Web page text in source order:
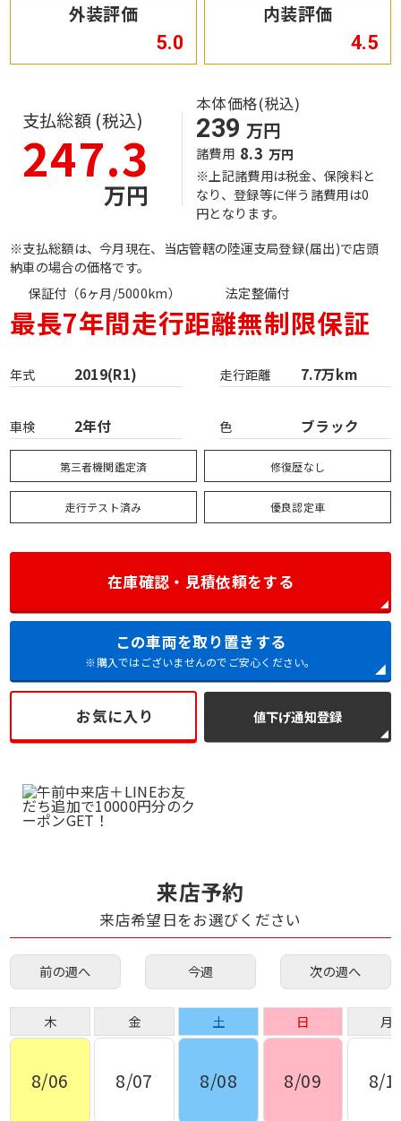
外装評価
5.0
内装評価
4.5
支払総額 (税込)
247.3
万円
本体価格(税込)
239 万円
諸費用 8.3 万円
※上記諸費用は税金、保険料と
なり、登録等に伴う諸費用は0
円となります。
※支払総額は、今月現在、当店管轄の陸運支局登録(届出)で店頭
納車の場合の価格です。
保証付（6ヶ月/5000km）
法定整備付
最長7年間走行距離無制限保証
年式 2019(R1) 走行距離 7.7万km
車検 2年付 色 ブラック
第三者機関鑑定済 修復歴なし
走行テスト済み 優良認定車
在庫確認・見積依頼をする
この車両を取り置きする
※購入ではございませんのでご安心ください。
お気に入り 値下げ通知登録
来店予約
来店希望日をお選びください
前の週へ 今週 次の週へ
木
8/06
金
8/07
土
8/08
日
8/09
月
8/